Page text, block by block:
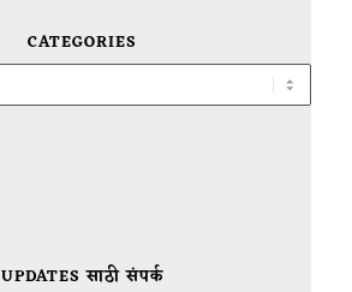
CATEGORIES
UPDATES साठी संपर्क